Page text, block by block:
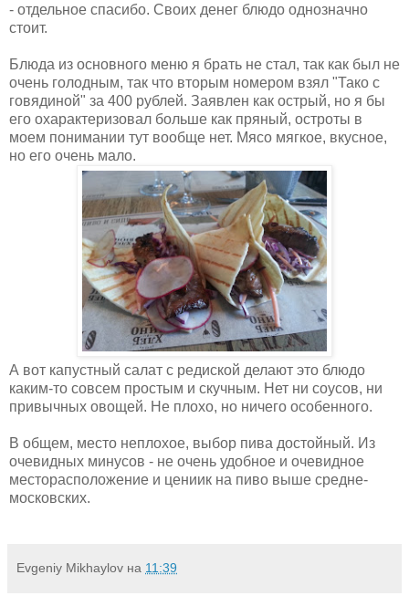
- отдельное спасибо. Своих денег блюдо однозначно
стоит.
Блюда из основного меню я брать не стал, так как был не
очень голодным, так что вторым номером взял "Тако с
говядиной" за 400 рублей. Заявлен как острый, но я бы
его охарактеризовал больше как пряный, остроты в
моем понимании тут вообще нет. Мясо мягкое, вкусное,
но его очень мало.
А вот капустный салат с редиской делают это блюдо
каким-то совсем простым и скучным. Нет ни соусов, ни
привычных овощей. Не плохо, но ничего особенного.
В общем, место неплохое, выбор пива достойный. Из
очевидных минусов - не очень удобное и очевидное
месторасположение и цениик на пиво выше средне-
московских.
Evgeniy Mikhaylov на 11:39